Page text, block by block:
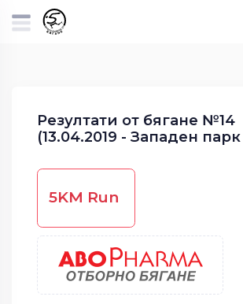
Резултати от бягане №14
(13.04.2019 - Западен парк
5KM Run